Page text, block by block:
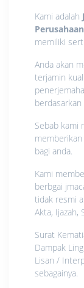
Kami adalah
Perusahaan
memiliki
Anda akan
terjamin
Sebab kami
memberikan
bagi anda.
Kami
berbgai
tidak resmi
Akta, Ijazah,
Surat
Dampak
Lisan /
sebagainya.